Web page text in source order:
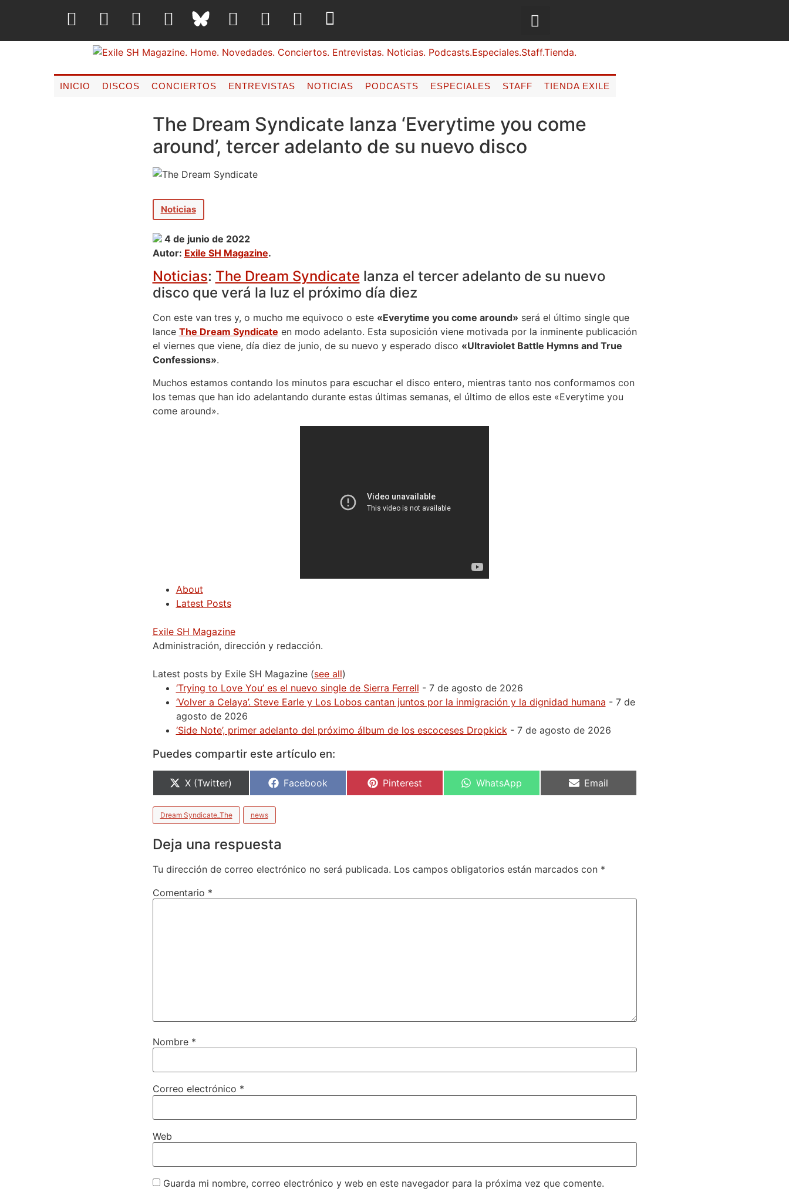
INICIO DISCOS CONCIERTOS ENTREVISTAS NOTICIAS PODCASTS ESPECIALES STAFF TIENDA EXILE
The Dream Syndicate lanza ‘Everytime you come
around’, tercer adelanto de su nuevo disco
Noticias
4 de junio de 2022
Autor: Exile SH Magazine.
Noticias: The Dream Syndicate lanza el tercer adelanto de su nuevo
disco que verá la luz el próximo día diez
Con este van tres y, o mucho me equivoco o este «Everytime you come around» será el último single que
lance The Dream Syndicate en modo adelanto. Esta suposición viene motivada por la inminente publicación
el viernes que viene, día diez de junio, de su nuevo y esperado disco «Ultraviolet Battle Hymns and True
Confessions».
Muchos estamos contando los minutos para escuchar el disco entero, mientras tanto nos conformamos con
los temas que han ido adelantando durante estas últimas semanas, el último de ellos este «Everytime you
come around».
About
Latest Posts
Exile SH Magazine
Administración, dirección y redacción.
Latest posts by Exile SH Magazine (see all)
‘Trying to Love You’ es el nuevo single de Sierra Ferrell - 7 de agosto de 2026
‘Volver a Celaya’. Steve Earle y Los Lobos cantan juntos por la inmigración y la dignidad humana - 7 de
agosto de 2026
‘Side Note’, primer adelanto del próximo álbum de los escoceses Dropkick- 7 de agosto de 2026
Puedes compartir este artículo en:
X (Twitter) Facebook Pinterest WhatsApp Email
Dream Syndicate_The news
Deja una respuesta
Tu dirección de correo electrónico no será publicada. Los campos obligatorios están marcados con *
Comentario *
Nombre *
Correo electrónico *
Web
Guarda mi nombre, correo electrónico y web en este navegador para la próxima vez que comente.